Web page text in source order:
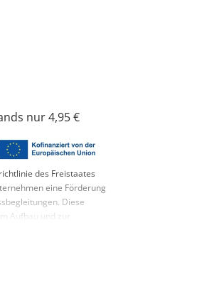
nur 4,95 €
des Freistaates
eine Förderung
Diese
Aufbau und zur
Ergebnisse und
Sozialfonds Plus und